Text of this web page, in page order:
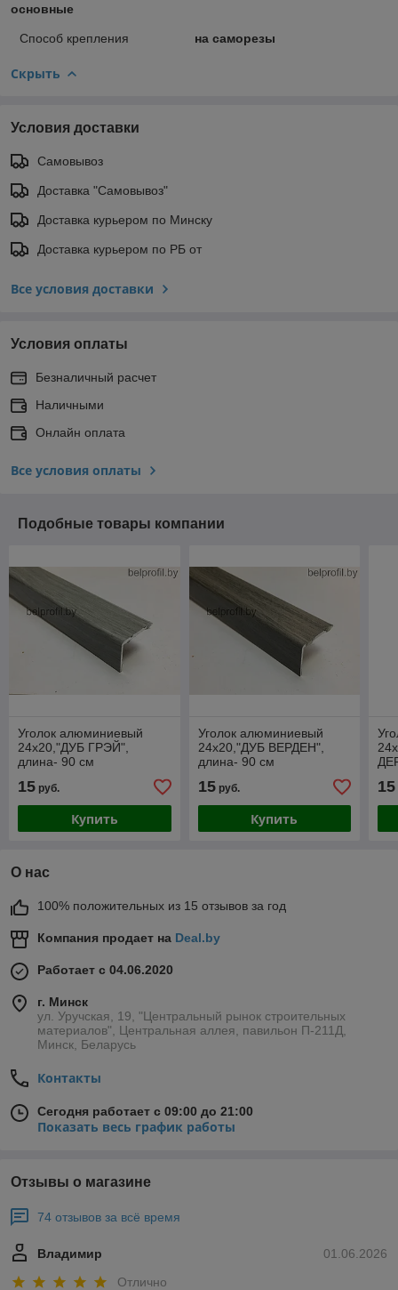
основные
Способ крепления на саморезы
Скрыть
Условия доставки
Самовывоз
Доставка "Самовывоз"
Доставка курьером по Минску
Доставка курьером по РБ от
Все условия доставки
Условия оплаты
Безналичный расчет
Наличными
Онлайн оплата
Все условия оплаты
Подобные товары компании
Уголок алюминиевый
24х20,"ДУБ ГРЭЙ",
длина- 90 см
15 руб.
Купить
Уголок алюминиевый
24х20,"ДУБ ВЕРДЕН",
длина- 90 см
15руб.
Купить
15
О нас
100% положительных из 15 отзывов за год
Компания продает на Deal.by
Работает с 04.06.2020
г. Минск
ул. Уручская, 19, "Центральный рынок строительных
материалов", Центральная аллея, павильон П-211Д,
Минск, Беларусь
Контакты
Сегодня работает с 09:00 до 21:00
Показать весь график работы
Отзывы о магазине
74 отзывов за всё время
01.06.2026
Владимир
Отлично